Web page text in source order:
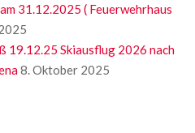
31.12.2025 ( Feuerwehrhaus
19.12.25 Skiausflug 2026 nach
8. Oktober 2025